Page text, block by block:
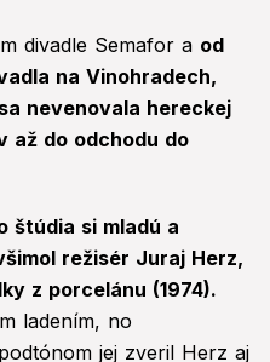
divadle Semafor a od
na Vinohradech,
nevenovala hereckej
až do odchodu do
štúdia si mladú a
režisér Juraj Herz,
z porcelánu (1974).
ladením, no
jej zveril Herz aj